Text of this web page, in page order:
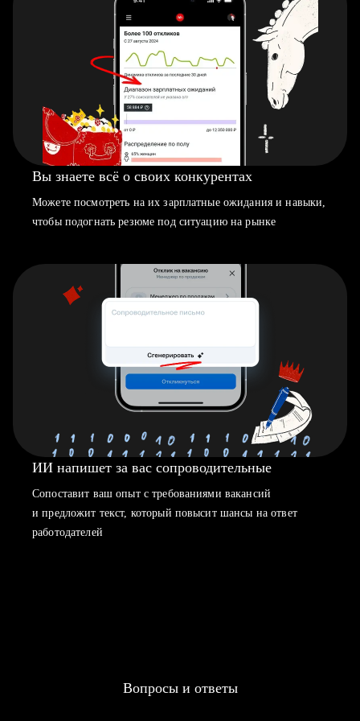
Вы знаете всё о своих конкурентах
Можете посмотреть на их зарплатные ожидания и навыки,
чтобы подогнать резюме под ситуацию на рынке
ИИ напишет за вас сопроводительные
Сопоставит ваш опыт с требованиями вакансий
и предложит текст, который повысит шансы на ответ
работодателей
Вопросы и ответы